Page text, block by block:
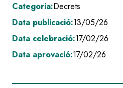
Categoria:Decrets
Data publicació:13/05/26
Data celebració:17/02/26
Data aprovació:17/02/26